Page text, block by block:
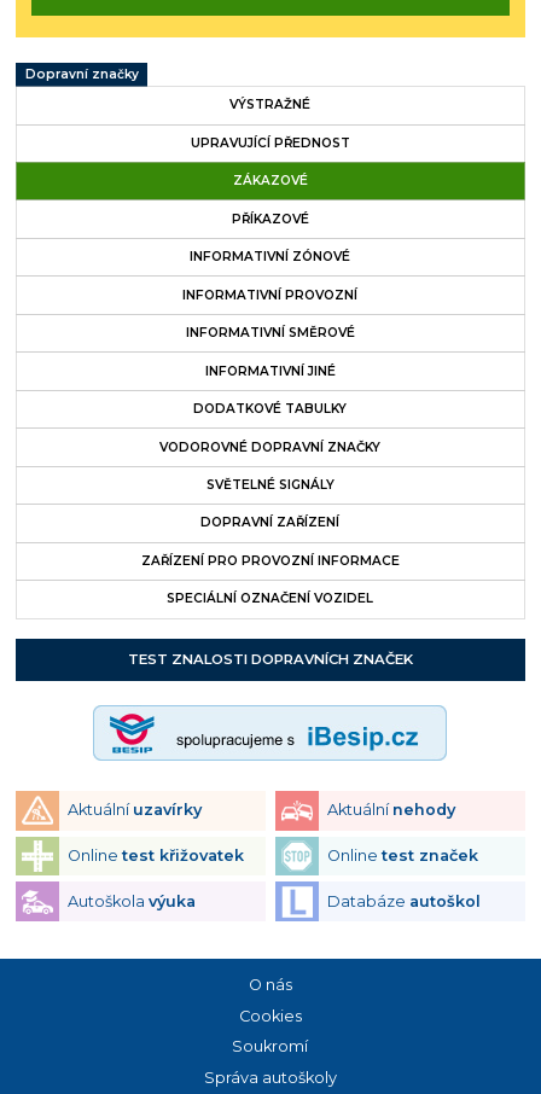
Dopravní značky
VÝSTRAŽNÉ
UPRAVUJÍCÍ PŘEDNOST
ZÁKAZOVÉ
PŘÍKAZOVÉ
INFORMATIVNÍ ZÓNOVÉ
INFORMATIVNÍ PROVOZNÍ
INFORMATIVNÍ SMĚROVÉ
INFORMATIVNÍ JINÉ
DODATKOVÉ TABULKY
VODOROVNÉ DOPRAVNÍ ZNAČKY
SVĚTELNÉ SIGNÁLY
DOPRAVNÍ ZAŘÍZENÍ
ZAŘÍZENÍ PRO PROVOZNÍ INFORMACE
SPECIÁLNÍ OZNAČENÍ VOZIDEL
TEST ZNALOSTI DOPRAVNÍCH ZNAČEK
Aktuální uzavírky Aktuální nehody
Onlinetest křižovatek Onlinetest značek
Autoškola výuka Databáze autoškol
O nás
Cookies
Soukromí
Správa autoškoly